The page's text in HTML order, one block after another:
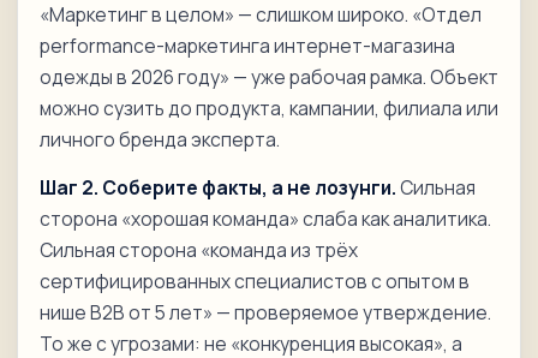
«Маркетинг в целом» — слишком широко. «Отдел
performance-маркетинга интернет-магазина
одежды в 2026 году» — уже рабочая рамка. Объект
можно сузить до продукта, кампании, филиала или
личного бренда эксперта.
Шаг 2. Соберите факты, а не лозунги.Сильная
сторона «хорошая команда» слаба как аналитика.
Сильная сторона «команда из трёх
сертифицированных специалистов с опытом в
нише B2B от 5 лет» — проверяемое утверждение.
То же с угрозами: не «конкуренция высокая», а